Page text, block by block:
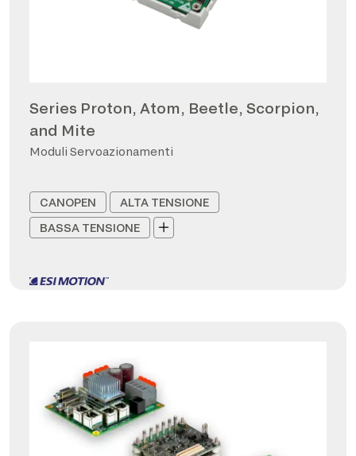
Series Proton, Atom, Beetle, Scorpion,
and Mite
Moduli Servoazionamenti
CANOPEN
ALTA TENSIONE
BASSA TENSIONE